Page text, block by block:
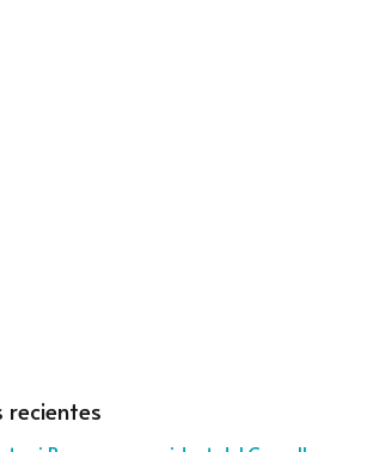
recientes